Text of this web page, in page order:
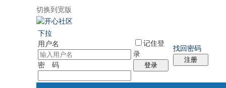
切换到宽版
下拉
用户名
密 码
记住登
录
登录
找回密码
注册